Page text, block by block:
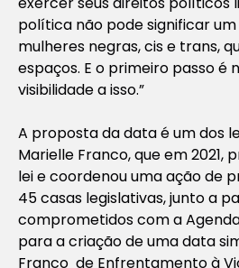
política não pode significar
mulheres negras, cis e trans,
espaços. E o primeiro passo é
visibilidade a isso.”
A proposta da data é um dos
Marielle Franco, que em 2021,
lei e coordenou uma ação de
45 casas legislativas, junto a
comprometidos com a
para a criação de uma data
Franco de Enfrentamento à